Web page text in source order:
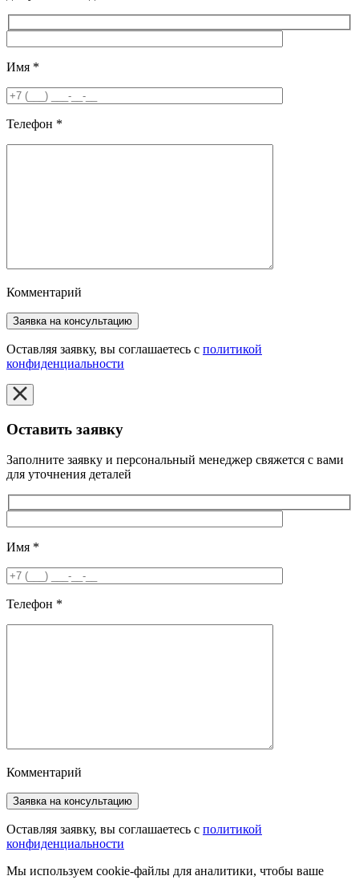
Имя *
Телефон *
Комментарий
Оставляя заявку, вы соглашаетесь с политикой
конфиденциальности
Оставить заявку
Заполните заявку и персональный менеджер свяжется с вами
для уточнения деталей
Имя *
Телефон *
Комментарий
Оставляя заявку, вы соглашаетесь с политикой
конфиденциальности
Мы используем cookie-файлы для аналитики, чтобы ваше